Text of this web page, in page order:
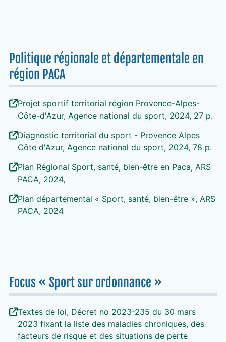
Politique régionale et départementale en
région PACA
Projet sportif territorial région Provence-Alpes-
Côte-d'Azur, Agence national du sport, 2024, 27 p.
Diagnostic territorial du sport - Provence Alpes
Côte d'Azur, Agence national du sport, 2024, 78 p.
Plan Régional Sport, santé, bien-être en Paca, ARS
PACA, 2024,
Plan départemental « Sport, santé, bien-être », ARS
PACA, 2024
Focus « Sport sur ordonnance »
Textes de loi, Décret no 2023-235 du 30 mars
2023 fixant la liste des maladies chroniques, des
facteurs de risque et des situations de perte